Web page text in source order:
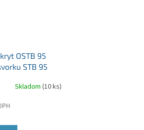
OSTB 95
STB 95
Skladom(10 ks)